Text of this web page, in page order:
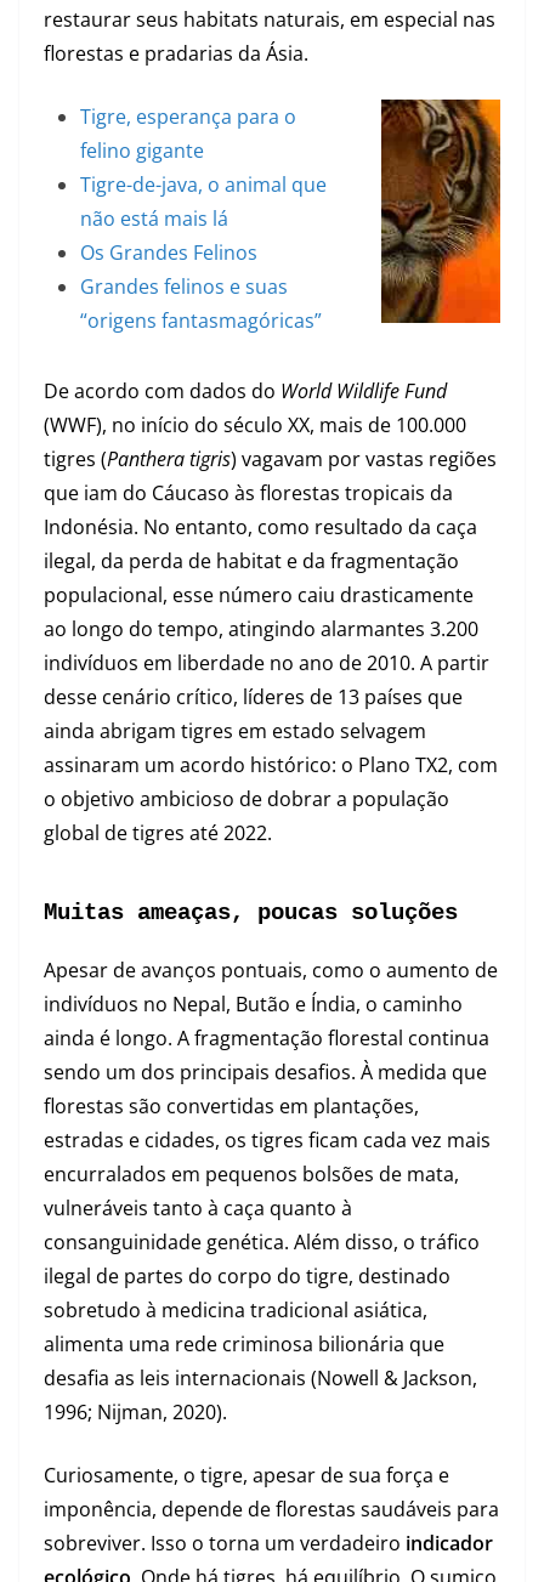
restaurar seus habitats naturais, em especial nas
florestas e pradarias da Ásia.
Tigre, esperança para o
felino gigante
Tigre-de-java, o animal que
não está mais lá
Os Grandes Felinos
Grandes felinos e suas
“origens fantasmagóricas”
De acordo com dados do World Wildlife Fund
(WWF), no início do século XX, mais de 100.000
tigres (Panthera tigris) vagavam por vastas regiões
que iam do Cáucaso às florestas tropicais da
Indonésia. No entanto, como resultado da caça
ilegal, da perda de habitat e da fragmentação
populacional, esse número caiu drasticamente
ao longo do tempo, atingindo alarmantes 3.200
indivíduos em liberdade no ano de 2010. A partir
desse cenário crítico, líderes de 13 países que
ainda abrigam tigres em estado selvagem
assinaram um acordo histórico: o Plano TX2, com
o objetivo ambicioso de dobrar a população
global de tigres até 2022.
Muitas ameaças, poucas soluções
Apesar de avanços pontuais, como o aumento de
indivíduos no Nepal, Butão e Índia, o caminho
ainda é longo. A fragmentação florestal continua
sendo um dos principais desafios. À medida que
florestas são convertidas em plantações,
estradas e cidades, os tigres ficam cada vez mais
encurralados em pequenos bolsões de mata,
vulneráveis tanto à caça quanto à
consanguinidade genética. Além disso, o tráfico
ilegal de partes do corpo do tigre, destinado
sobretudo à medicina tradicional asiática,
alimenta uma rede criminosa bilionária que
desafia as leis internacionais (Nowell & Jackson,
1996; Nijman, 2020).
Curiosamente, o tigre, apesar de sua força e
imponência, depende de florestas saudáveis para
sobreviver. Isso o torna um verdadeiro indicador